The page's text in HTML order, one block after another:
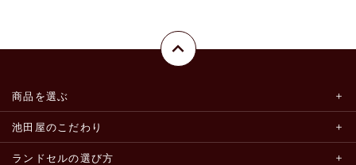
商品を選ぶ
池田屋のこだわり
ランドセルの選び方